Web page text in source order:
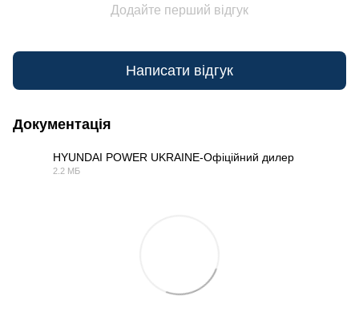
Додайте перший відгук
Написати відгук
Документація
HYUNDAI POWER UKRAINE-Офіційний дилер
2.2 МБ